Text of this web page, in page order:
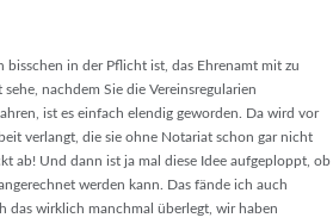
bisschen in der Pflicht ist, das Ehrenamt mit zu
nachdem Sie die Vereinsregularien
ist es einfach elendig geworden. Da wird vor
verlangt, die sie ohne Notariat schon gar nicht
ab! Und dann ist ja mal diese Idee aufgeploppt, ob
werden kann. Das fände ich auch
das wirklich manchmal überlegt, wir haben